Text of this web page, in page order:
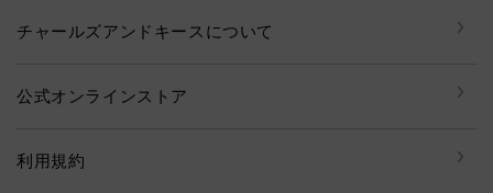
チャールズアンドキースについて
公式オンラインストア
利用規約